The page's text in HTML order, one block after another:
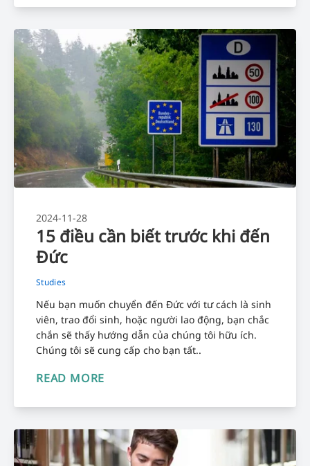
2024-11-28
15 điều cần biết trước khi đến
Đức
Studies
Nếu bạn muốn chuyển đến Đức với tư cách là sinh
viên, trao đổi sinh, hoặc người lao động, bạn chắc
chắn sẽ thấy hướng dẫn của chúng tôi hữu ích.
Chúng tôi sẽ cung cấp cho bạn tất..
READ MORE